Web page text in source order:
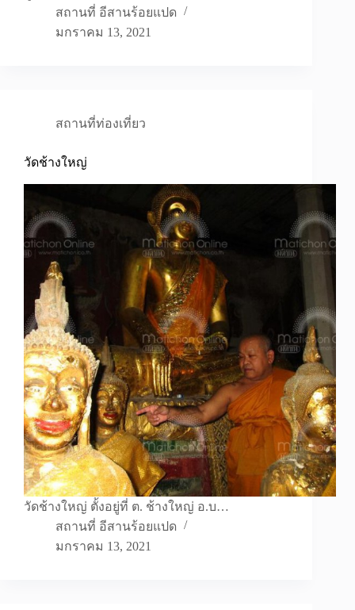
สถานที่ อีสานร้อยแปด
มกราคม 13, 2021
สถานที่ท่องเที่ยว
วัดช้างใหญ่
วัดช้างใหญ่ ตั้งอยู่ที่ ต. ช้างใหญ่ อ.บ…
สถานที่ อีสานร้อยแปด
มกราคม 13, 2021